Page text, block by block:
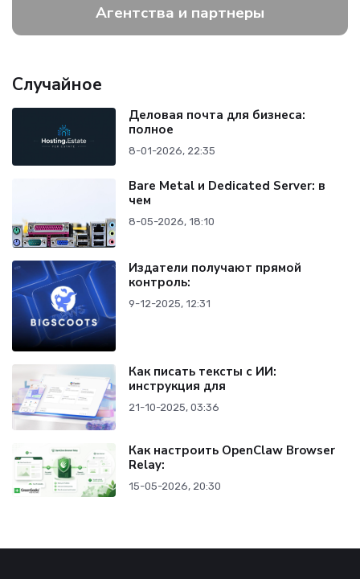
Агентства и партнеры
Случайное
Деловая почта для бизнеса:
полное
8-01-2026, 22:35
Bare Metal и Dedicated Server: в
чем
8-05-2026, 18:10
Издатели получают прямой
контроль:
9-12-2025, 12:31
Как писать тексты с ИИ:
инструкция для
21-10-2025, 03:36
Как настроить OpenClaw Browser
Relay:
15-05-2026, 20:30